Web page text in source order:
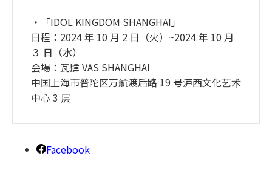
・「IDOL KINGDOM SHANGHAI」
⽇程：2024 年 10 ⽉ 2 ⽇（⽕）~2024 年 10 ⽉
３ ⽇（⽔）
会場：⽡肆 VAS SHANGHAI
中国上海市普陀区万航渡后路 19 号沪⻄⽂化艺术
中⼼ 3 层
Facebook